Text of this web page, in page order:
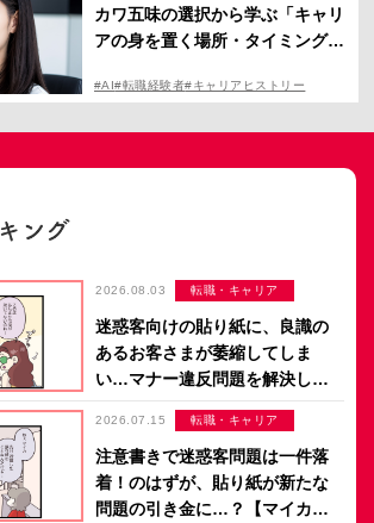
カワ五味の選択から学ぶ「キャリ
アの身を置く場所・タイミング」
#AI#転職経験者#キャリアヒストリー
2026.08.03 転職・キャリア
迷惑客向けの貼り紙に、良識の
あるお客さまが萎縮してしま
い…マナー違反問題を解決した
のは意外なアイデア？【マイカ
のアパレル日記 by ぼのこ】
2026.07.15 転職・キャリア
注意書きで迷惑客問題は一件落
着！のはずが、貼り紙が新たな
問題の引き金に…？【マイカの